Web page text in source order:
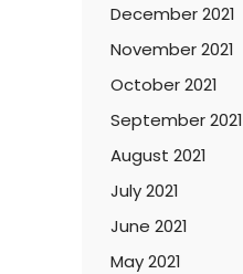
December 2021
November 2021
October 2021
September 2021
August 2021
July 2021
June 2021
May 2021